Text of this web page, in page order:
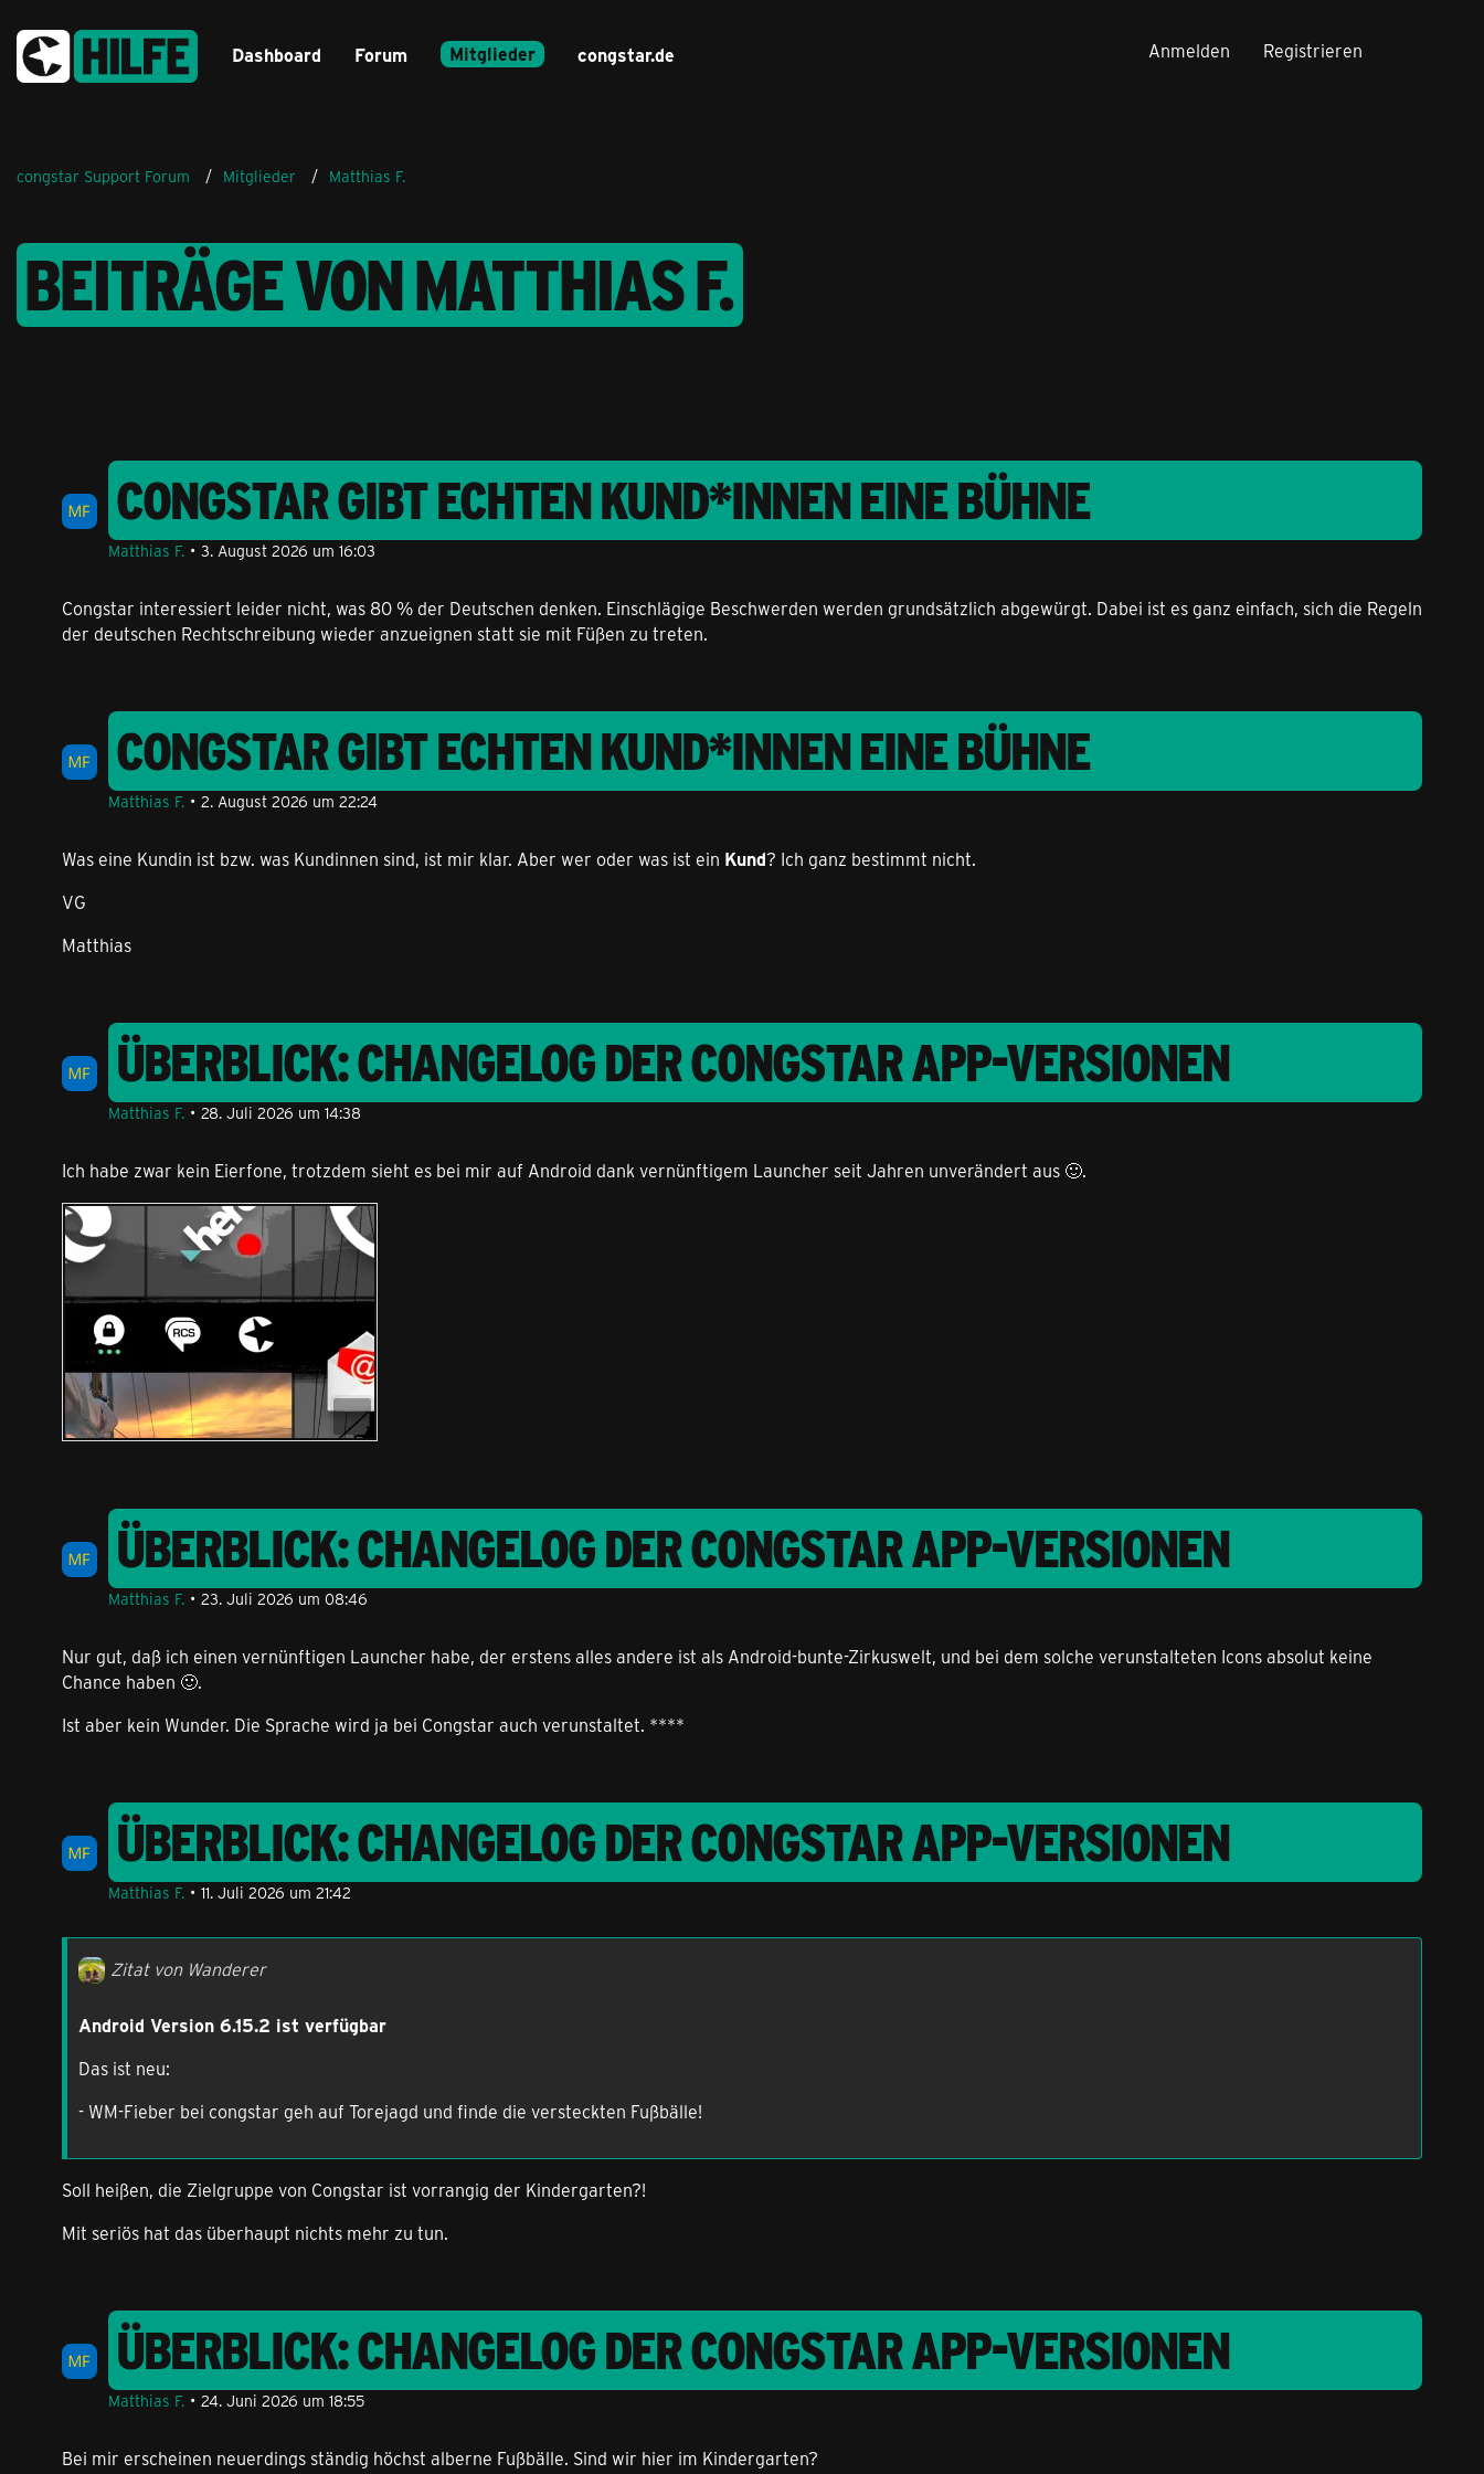
Dashboard Forum Mitglieder congstar.de Anmelden Registrieren
congstar Support Forum Mitglieder Matthias F.
BEITRÄGE VON MATTHIAS F.
CONGSTAR GIBT ECHTEN KUND*INNEN EINE BÜHNE
Matthias F. 3. August 2026 um 16:03
Congstar interessiert leider nicht, was 80 % der Deutschen denken. Einschlägige Beschwerden werden grundsätzlich abgewürgt. Dabei ist es ganz einfach, sich die Regeln
der deutschen Rechtschreibung wieder anzueignen statt sie mit Füßen zu treten.
CONGSTAR GIBT ECHTEN KUND*INNEN EINE BÜHNE
Matthias F. 2. August 2026 um 22:24
Was eine Kundin ist bzw. was Kundinnen sind, ist mir klar. Aber wer oder was ist ein Kund? Ich ganz bestimmt nicht.
VG
Matthias
ÜBERBLICK: CHANGELOG DER CONGSTAR APP-VERSIONEN
Matthias F. 28. Juli 2026 um 14:38
Ich habe zwar kein Eierfone, trotzdem sieht es bei mir auf Android dank vernünftigem Launcher seit Jahren unverändert aus 🙂.
ÜBERBLICK: CHANGELOG DER CONGSTAR APP-VERSIONEN
Matthias F. 23. Juli 2026 um 08:46
Nur gut, daß ich einen vernünftigen Launcher habe, der erstens alles andere ist als Android-bunte-Zirkuswelt, und bei dem solche verunstalteten Icons absolut keine
Chance haben 🙂.
Ist aber kein Wunder. Die Sprache wird ja bei Congstar auch verunstaltet. ****
ÜBERBLICK: CHANGELOG DER CONGSTAR APP-VERSIONEN
Matthias F. 11. Juli 2026 um 21:42
Zitat von Wanderer
Android Version 6.15.2 ist verfügbar
Das ist neu:
- WM-Fieber bei congstar geh auf Torejagd und finde die versteckten Fußbälle!
Soll heißen, die Zielgruppe von Congstar ist vorrangig der Kindergarten?!
Mit seriös hat das überhaupt nichts mehr zu tun.
ÜBERBLICK: CHANGELOG DER CONGSTAR APP-VERSIONEN
Matthias F. 24. Juni 2026 um 18:55
Bei mir erscheinen neuerdings ständig höchst alberne Fußbälle. Sind wir hier im Kindergarten?